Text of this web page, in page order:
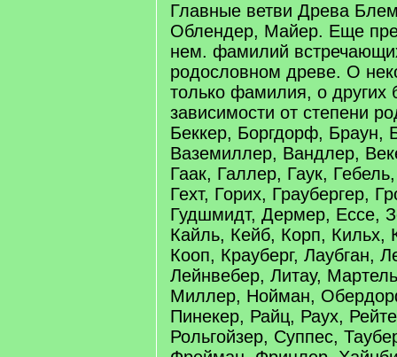
Главные ветви Древа
Облендер, Майер. Еще
нем. фамилий
родословном древе. О
только фамилия, о других
зависимости от степени
Беккер, Боргдорф, Браун,
Ваземиллер, Вандлер,
Гаак, Галлер, Гаук,
Гехт, Горих, Граубергер,
Гудшмидт, Дермер, Ессе,
Кайль, Кейб, Корп, Кильх,
Кооп, Крауберг, Лаубган,
Лейнвебер, Литау,
Миллер, Нойман,
Пинекер, Райц, Раух,
Рольгойзер, Суппес,